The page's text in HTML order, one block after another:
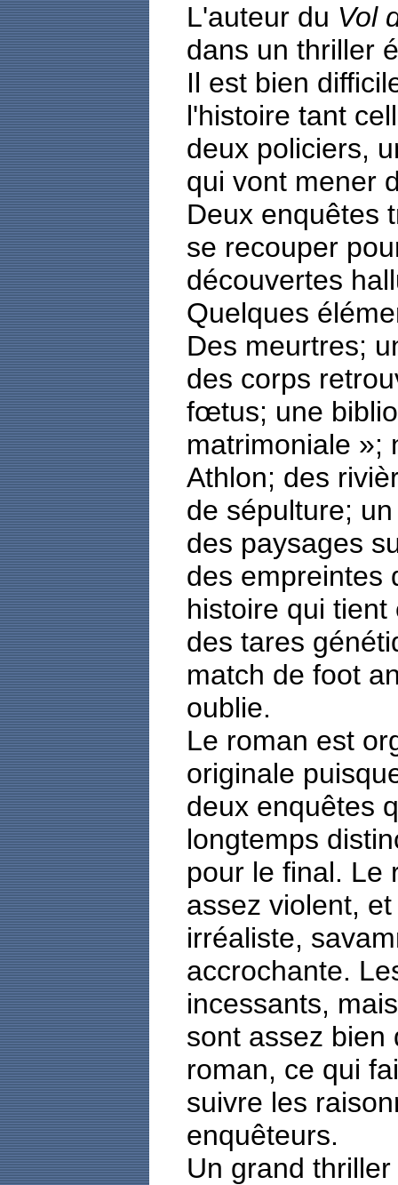
L'auteur du Vol
dans un thriller
Il est bien
l'histoire tant
deux policiers,
qui vont mener
Deux enquêtes
se recouper
découvertes
Quelques
Des meurtres;
des corps
fœtus; une
matrimoniale »;
Athlon; des
de sépulture;
des paysages
des empreintes
histoire qui
des tares
match de foot
oublie.
Le roman est
originale
deux enquêtes
longtemps
pour le final. Le
assez violent,
irréaliste,
accrochante.
incessants,
sont assez bien
roman, ce qui
suivre les
enquêteurs.
Un grand